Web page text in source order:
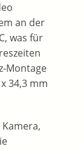
an der
was für
Montage
34,3 mm